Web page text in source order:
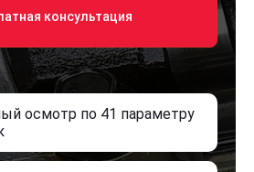
консультация
осмотр по 41 параметру